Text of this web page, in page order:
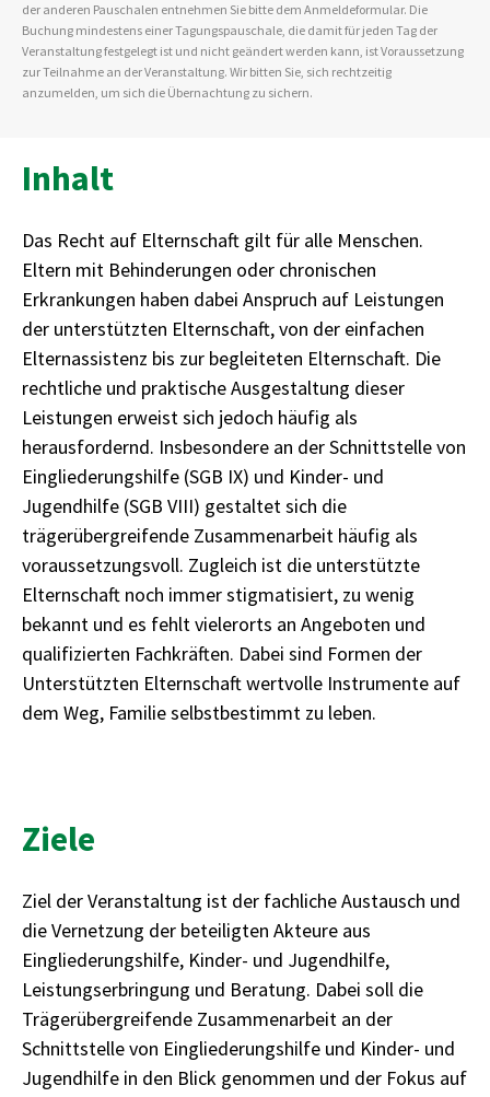
Inhalt
Das Recht auf Elternschaft gilt für alle Menschen.
Eltern mit Behinderungen oder chronischen
Erkrankungen haben dabei Anspruch auf Leistungen
der unterstützten Elternschaft, von der einfachen
Elternassistenz bis zur begleiteten Elternschaft. Die
rechtliche und praktische Ausgestaltung dieser
Leistungen erweist sich jedoch häufig als
herausfordernd. Insbesondere an der Schnittstelle von
Eingliederungshilfe (SGB IX) und Kinder- und
Jugendhilfe (SGB VIII) gestaltet sich die
trägerübergreifende Zusammenarbeit häufig als
voraussetzungsvoll. Zugleich ist die unterstützte
Elternschaft noch immer stigmatisiert, zu wenig
bekannt und es fehlt vielerorts an Angeboten und
qualifizierten Fachkräften. Dabei sind Formen der
Unterstützten Elternschaft wertvolle Instrumente auf
dem Weg, Familie selbstbestimmt zu leben.
Ziele
Ziel der Veranstaltung ist der fachliche Austausch und
die Vernetzung der beteiligten Akteure aus
Eingliederungshilfe, Kinder- und Jugendhilfe,
Leistungserbringung und Beratung. Dabei soll die
Trägerübergreifende Zusammenarbeit an der
Schnittstelle von Eingliederungshilfe und Kinder- und
Jugendhilfe in den Blick genommen und der Fokus auf
der anderen Pauschalen entnehmen Sie bitte dem Anmeldeformular. Die
Buchung mindestens einer Tagungspauschale, die damit für jeden Tag der
Veranstaltung festgelegt ist und nicht geändert werden kann, ist Voraussetzung
zur Teilnahme an der Veranstaltung. Wir bitten Sie, sich rechtzeitig
anzumelden, um sich die Übernachtung zu sichern.